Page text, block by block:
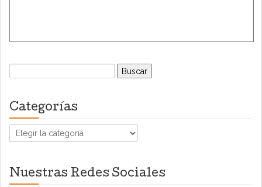
Buscar:
Categorías
Categorías
Nuestras Redes Sociales